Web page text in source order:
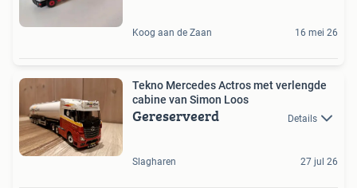
Koog aan de Zaan 16 mei 26
Tekno Mercedes Actros met verlengde
cabine van Simon Loos
Gereserveerd Details
Slagharen 27 jul 26